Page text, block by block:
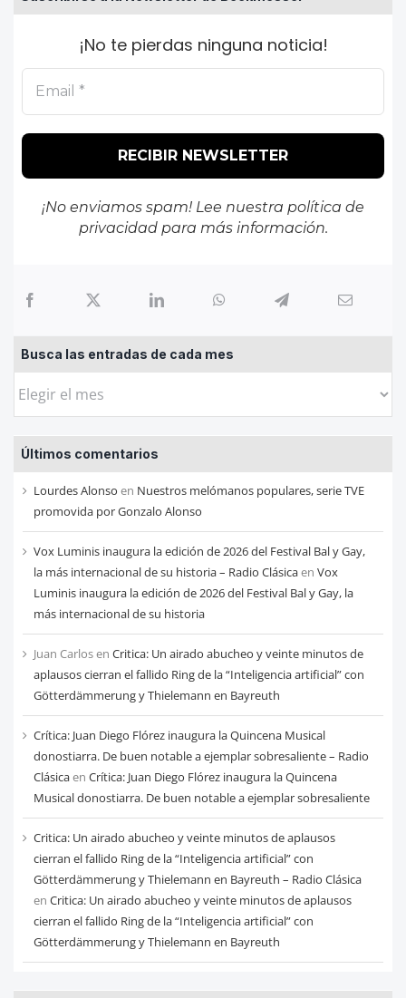
¡No te pierdas ninguna noticia!
¡No enviamos spam! Lee nuestra política de
privacidadpara más información.
Busca las entradas de cada mes
Busca
entradas
de
cada
mes
Últimos comentarios
Lourdes Alonso en Nuestros melómanos populares, serie TVE
promovida por Gonzalo Alonso
Vox Luminis inaugura la edición de 2026 del Festival Bal y Gay,
la más internacional de su historia – Radio Clásicaen Vox
Luminis inaugura la edición de 2026 del Festival Bal y Gay, la
más internacional de su historia
Juan Carlosen Critica: Un airado abucheo y veinte minutos de
aplausos cierran el fallido Ring de la “Inteligencia artificial” con
Götterdämmerung y Thielemann en Bayreuth
Crítica: Juan Diego Flórez inaugura la Quincena Musical
donostiarra. De buen notable a ejemplar sobresaliente – Radio
Clásicaen Crítica: Juan Diego Flórez inaugura la Quincena
Musical donostiarra. De buen notable a ejemplar sobresaliente
Critica: Un airado abucheo y veinte minutos de aplausos
cierran el fallido Ring de la “Inteligencia artificial” con
Götterdämmerung y Thielemann en Bayreuth – Radio Clásica
en Critica: Un airado abucheo y veinte minutos de aplausos
cierran el fallido Ring de la “Inteligencia artificial” con
Götterdämmerung y Thielemann en Bayreuth